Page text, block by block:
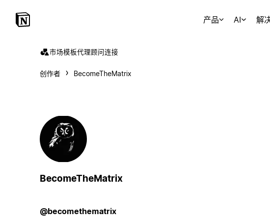
产品 AI 解
市场模板代理顾问连接
创作者 BecomeTheMatrix
BecomeTheMatrix
@becomethematrix